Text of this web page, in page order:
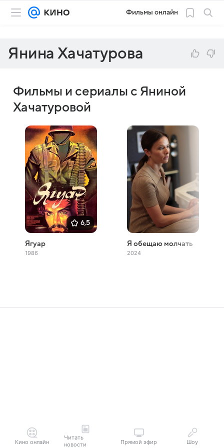
Фильмы онлайн
Янина Хачатурова
Фильмы и сериалы с Яниной
Хачатуровой
6,5
Ягуар
1986
Я обещаю молчать
2024
Кино онлайн
Читать
новости
Прямой эфир Шоу